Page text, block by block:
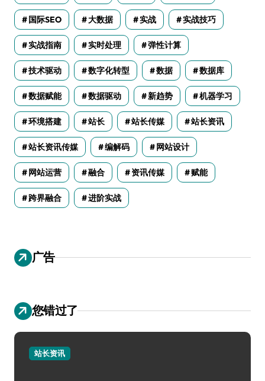
国际SEO 大数据 实战 实战技巧
实战指南 实时处理 弹性计算
技术驱动 数字化转型 数据 数据库
数据赋能 数据驱动 新趋势 机器学习
环境搭建 站长 站长传媒 站长资讯
站长资讯传媒 编解码 网站设计
网站运营 融合 资讯传媒 赋能
跨界融合 进阶实战
广告
您错过了
站长资讯